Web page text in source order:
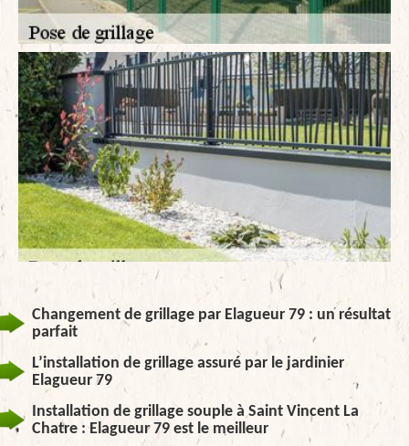
Changement de grillage par Elagueur 79 : un résultat
parfait
L’installation de grillage assuré par le jardinier
Elagueur 79
Installation de grillage souple à Saint Vincent La
Chatre : Elagueur 79 est le meilleur